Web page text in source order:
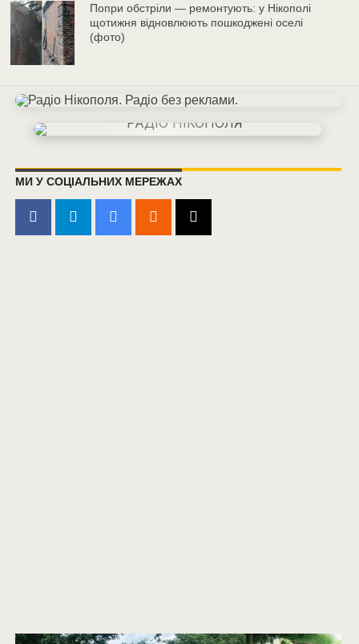
Попри обстріли — ремонтують: у Нікополі
щотижня відновлюють пошкоджені оселі
(фото)
МИ У СОЦІАЛЬНИХ МЕРЕЖАХ